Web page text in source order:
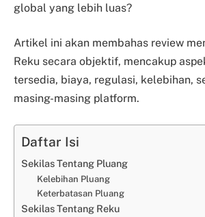
global yang lebih luas?
Artikel ini akan membahas review
Reku secara objektif, mencakup
tersedia, biaya, regulasi, kelebihan,
masing-masing platform.
Daftar Isi
Sekilas Tentang Pluang
Kelebihan Pluang
Keterbatasan Pluang
Sekilas Tentang Reku